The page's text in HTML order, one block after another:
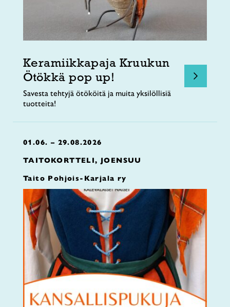
Keramiikkapaja Kruukun
Ötökkä pop up!
Savesta tehtyjä ötököitä ja muita yksilöllisiä
tuotteita!
01.06. – 29.08.2026
TAITOKORTTELI, JOENSUU
Taito Pohjois-Karjala ry